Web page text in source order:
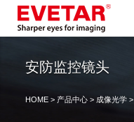
安防监控镜头
HOME> 产品中心> 成像光学>